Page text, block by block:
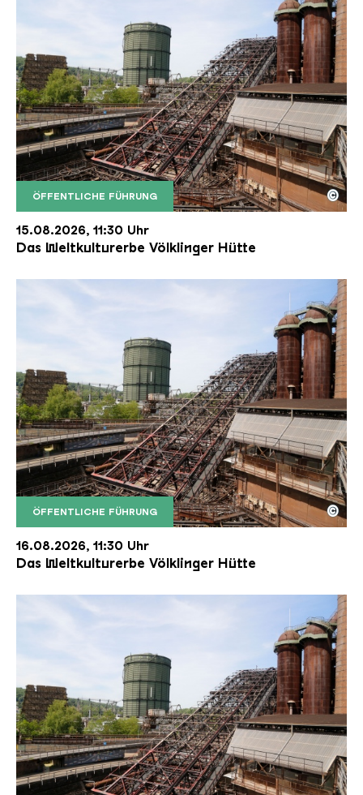
ÖFFENTLICHE FÜHRUNG
Der Erzschrägaufzug der Völklinger Hütte mit
Copyright: Weltkulturerbe Völklinger Hütte | Karl
©
15.08.2026, 11:30 Uhr
Das Weltkulturerbe Völklinger Hütte
ÖFFENTLICHE FÜHRUNG
Der Erzschrägaufzug der Völklinger Hütte mit
Copyright: Weltkulturerbe Völklinger Hütte | Karl
©
16.08.2026, 11:30 Uhr
Das Weltkulturerbe Völklinger Hütte